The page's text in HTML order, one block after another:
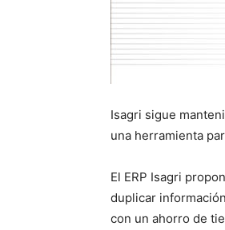
Isagri sigue
una herramienta
El ERP Isagri
duplicar
con un ahorro de